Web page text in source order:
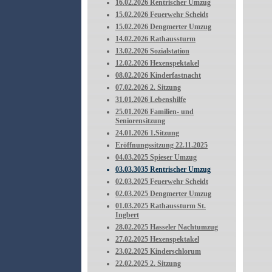
16.02.2026 Rentrischer Umzug
15.02.2026 Feuerwehr Scheidt
15.02.2026 Dengmerter Umzug
14.02.2026 Rathaussturm
13.02.2026 Sozialstation
12.02.2026 Hexenspektakel
08.02.2026 Kinderfastnacht
07.02.2026 2. Sitzung
31.01.2026 Lebenshilfe
25.01.2026 Familien- und
Seniorensitzung
24.01.2026 1.Sitzung
Eröffnungssitzung 22.11.2025
04.03.2025 Spieser Umzug
03.03.3035 Rentrischer Umzug
02.03.2025 Feuerwehr Scheidt
02.03.2025 Dengmerter Umzug
01.03.2025 Rathaussturm St.
Ingbert
28.02.2025 Hasseler Nachtumzug
27.02.2025 Hexenspektakel
23.02.2025 Kinderschlorum
22.02.2025 2. Sitzung